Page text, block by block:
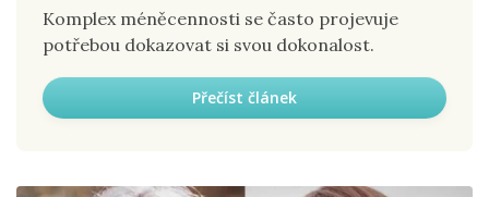
Komplex méněcennosti se často projevuje
potřebou dokazovat si svou dokonalost.
Přečíst článek